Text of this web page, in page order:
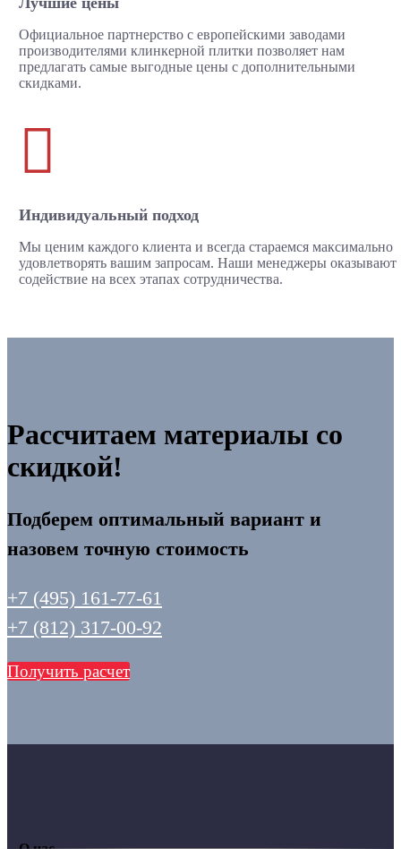
Официальное партнерство с европейскими заводами
производителями клинкерной плитки позволяет нам
предлагать самые выгодные цены с дополнительными
скидками.

Индивидуальный подход
Мы ценим каждого клиента и всегда стараемся максимально
удовлетворять вашим запросам. Наши менеджеры оказывают
содействие на всех этапах сотрудничества.
Рассчитаем материалы со
скидкой!
Подберем оптимальный вариант и
назовем точную стоимость
+7 (495) 161-77-61
+7 (812) 317-00-92
Получить расчет